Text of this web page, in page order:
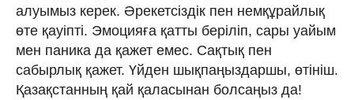
алуымыз керек. Әрекетсіздік пен немқұрайлық
өте қауіпті. Эмоцияға қатты беріліп, сары уайым
мен паника да қажет емес. Сақтық пен
сабырлық қажет. Үйден шықпаңыздаршы, өтініш.
Қазақстанның қай қаласынан болсаңыз да!